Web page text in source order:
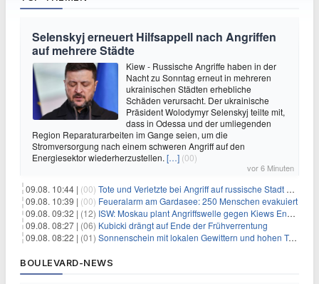
Selenskyj erneuert Hilfsappell nach Angriffen
auf mehrere Städte
Kiew - Russische Angriffe haben in der
Nacht zu Sonntag erneut in mehreren
ukrainischen Städten erhebliche
Schäden verursacht. Der ukrainische
Präsident Wolodymyr Selenskyj teilte mit,
dass in Odessa und der umliegenden
Region Reparaturarbeiten im Gange seien, um die
Stromversorgung nach einem schweren Angriff auf den
Energiesektor wiederherzustellen. […] (00)
vor 6 Minuten
09.08. 10:44 | (00) Tote und Verletzte bei Angriff auf russische Stadt Belgorod
09.08. 10:39 | (00) Feueralarm am Gardasee: 250 Menschen evakuiert
09.08. 09:32 | (12) ISW: Moskau plant Angriffswelle gegen Kiews Energieinfrastruktur
09.08. 08:27 | (06) Kubicki drängt auf Ende der Frühverrentung
09.08. 08:22 | (01) Sonnenschein mit lokalen Gewittern und hohen Temperaturen
BOULEVARD-NEWS